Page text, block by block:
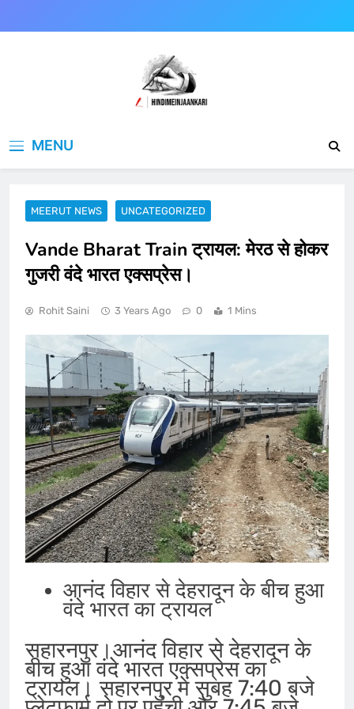
to
MENU
MEERUT NEWS UNCATEGORIZED
Vande Bharat Train ट्रायल: मेरठ से होकर
गुजरी वंदे भारत एक्सप्रेस।
Rohit Saini 3 Years Ago 0 1 Mins
आनंद विहार से देहरादून के बीच हुआ
वंदे भारत का ट्रायल
सहारनपुर।आनंद विहार से देहरादून के
बीच हुआ वंदे भारत एक्सप्रेस का
ट्रायल। सहारनपुर में सुबह 7:40 बजे